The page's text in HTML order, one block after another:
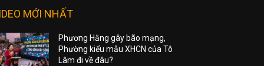
MỚI NHẤT
Phương Hằng gây bão mạng,
Phường kiểu mẫu XHCN của Tô
Lâm đi về đâu?